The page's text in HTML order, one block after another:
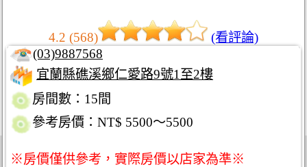
4.2 (568)
(看評論)
(03)9887568
宜蘭縣礁溪鄉仁愛路9號1至2樓
房間數：15間
參考房價：NT$ 5500～5500
※房價僅供參考，實際房價以店家為準※